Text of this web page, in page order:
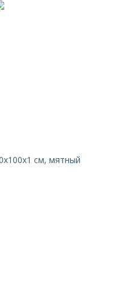
см, мятный